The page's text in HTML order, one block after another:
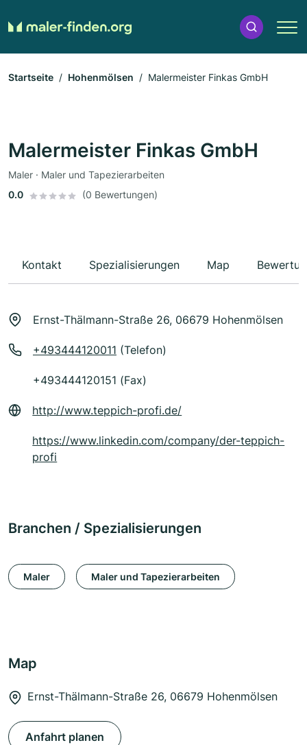
Startseite Hohenmölsen Malermeister Finkas GmbH
Malermeister Finkas GmbH
Maler · Maler und Tapezierarbeiten
0.0
(0 Bewertungen)
Kontakt Spezialisierungen Map
Ernst-Thälmann-Straße 26, 06679 Hohenmölsen
+493444120011 (Telefon)
+493444120151 (Fax)
http://www.teppich-profi.de/
https://www.linkedin.com/company/der-teppich-
profi
Branchen / Spezialisierungen
Maler Maler und Tapezierarbeiten
Map
Ernst-Thälmann-Straße 26, 06679 Hohenmölsen
Anfahrt planen